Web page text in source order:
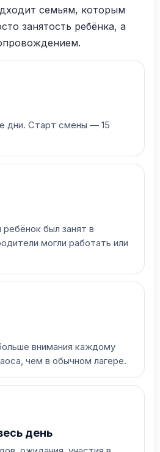
семьям, которым
занятость ребёнка, а
дни. Старт смены — 15
был занят в
могли работать или
внимания каждому
чем в обычном лагере.
день